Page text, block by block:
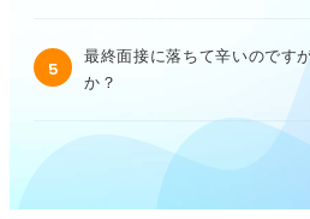
5
最終面接に落ちて辛いのです
か？